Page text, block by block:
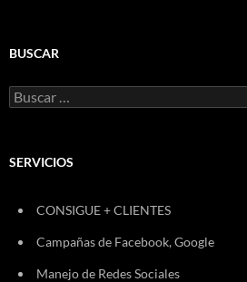
BUSCAR
Buscar:
SERVICIOS
CONSIGUE + CLIENTES
Campañas de Facebook, Google
Manejo de Redes Sociales